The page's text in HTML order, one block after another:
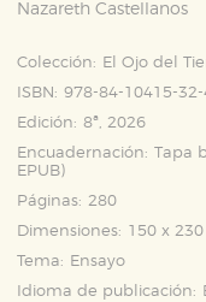
Nazareth Castellanos
Colección:
El Ojo del
ISBN: 978-84-10415-32-
Edición: 8ª, 2026
Encuadernación: Tapa
EPUB)
Páginas: 280
Dimensiones: 150 x
Tema:
Ensayo
Idioma de publicación: